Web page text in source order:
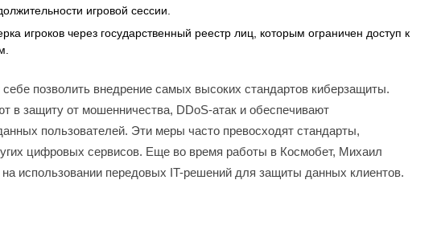
игровой сессии.
игроков через государственный реестр лиц, которым ограничен доступ к
позволить внедрение самых высоких стандартов киберзащиты.
в защиту от мошенничества, DDoS-атак и обеспечивают
пользователей. Эти меры часто превосходят стандарты,
цифровых сервисов. Еще во время работы в Космобет, Михаил
использовании передовых IT-решений для защиты данных клиентов.